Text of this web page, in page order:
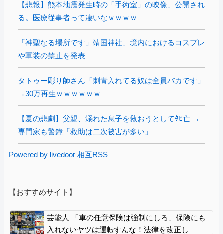
【悲報】熊本地震発生時の「手術室」の映像、公開され
る。医療従事者って凄いなｗｗｗｗ
「神聖なる場所です」靖国神社、境内におけるコスプレ
や軍装の禁止を発表
タトゥー彫り師さん「刺青入れてる奴は全員バカです」
→30万再生ｗｗｗｗｗｗ
【夏の悲劇】父親、溺れた息子を救おうとしてﾀﾋ亡 →
専門家も警鐘「救助は二次被害が多い」
Powered by livedoor 相互RSS
【おすすめサイト】
芸能人 「車の任意保険は強制にしろ、保険にも
入れないヤツは運転すんな！法律を改正し